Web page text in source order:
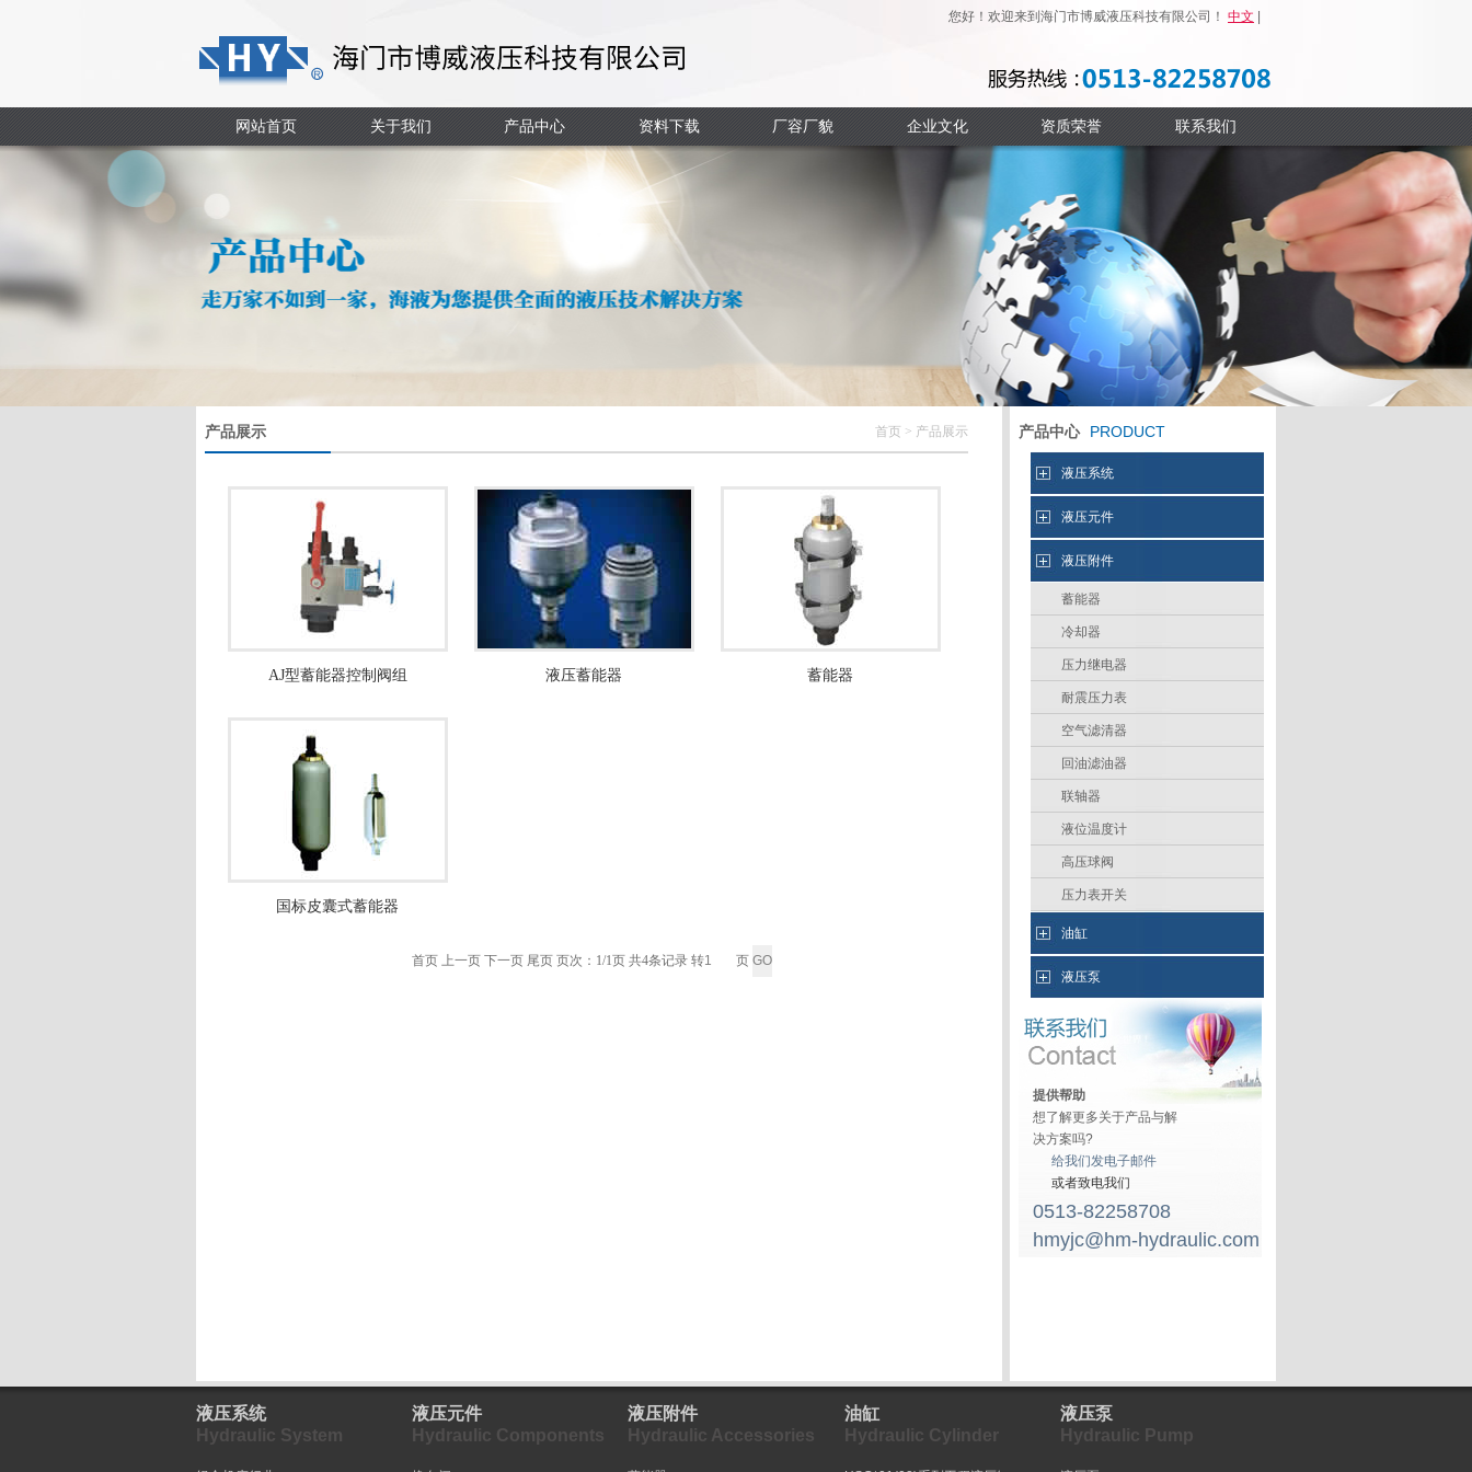
您好！欢迎来到海门市博威液压科技有限公司！ 中文
网站首页 关于我们 产品中心 资料下载 厂容厂貌 企业文化 资质荣誉 联系我们
产品展示 首页 > 产品展示
AJ型蓄能器控制阀组 液压蓄能器 蓄能器
国标皮囊式蓄能器
首页 上一页 下一页 尾页 页次：1/1页 共4条记录 转 页
产品中心 PRODUCT
液压系统
液压元件
液压附件
蓄能器
冷却器
压力继电器
耐震压力表
空气滤清器
回油滤油器
联轴器
液位温度计
高压球阀
压力表开关
油缸
液压泵
提供帮助
想了解更多关于产品与解
决方案吗?
给我们发电子邮件
或者致电我们
0513-82258708
hmyjc@hm-hydraulic.com
液压系统
Hydraulic System
液压元件
Hydraulic Components
液压附件
Hydraulic Accessories
油缸
Hydraulic Cylinder
液压泵
Hydraulic Pump